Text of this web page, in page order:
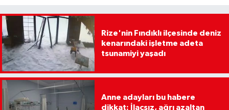
Rize'nin Fındıklı ilçesinde deniz
kenarındaki işletme adeta
tsunamiyi yaşadı
Anne adayları bu habere
dikkat: İlaçsız, ağrı azaltan